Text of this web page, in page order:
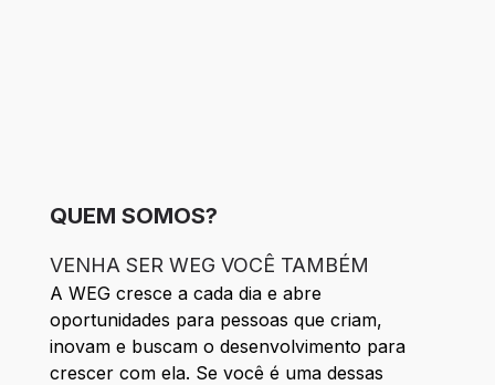
QUEM SOMOS?
VENHA SER WEG VOCÊ TAMBÉM
A WEG cresce a cada dia e abre
oportunidades para pessoas que criam,
inovam e buscam o desenvolvimento para
crescer com ela. Se você é uma dessas